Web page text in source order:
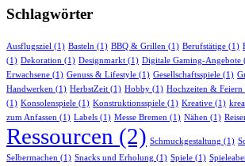
Schlagwörter
Ausflugsziel (1) Basteln (1) BBQ & Grillen (1) Berufstätige (1)
(1) Dekoration (1) Designmarkt (1) Digitale Gaming-Angebote
Erwachsene (1) Genuss & Lifestyle (1) Gesellschaftsspiele (1)
Handwerken (1) HerbstZeit (1) Hobby (1) Hochzeiten & Feiern
(1) Konsolenspiele (1) Konstruktionsspiele (1) Kreative (1)
zum Anfassen (1) Labels (1) Messe Bremen (1) Nähen (1)
Ressourcen (2) Schmuckgestaltung (1)
Selbermachen (1) Snacks und Erholung (1) Spiele (1)